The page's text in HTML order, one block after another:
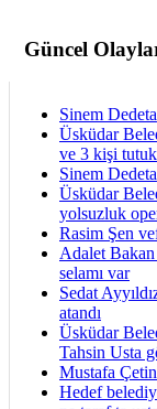
Güncel
Sinem
Üsküdar
ve 3 kişi
Sinem
Üsküdar
yolsuzluk
Rasim Şen
Adalet Bakan
selamı var
Sedat
atandı
Üsküdar
Tahsin Usta
Mustafa
Hedef